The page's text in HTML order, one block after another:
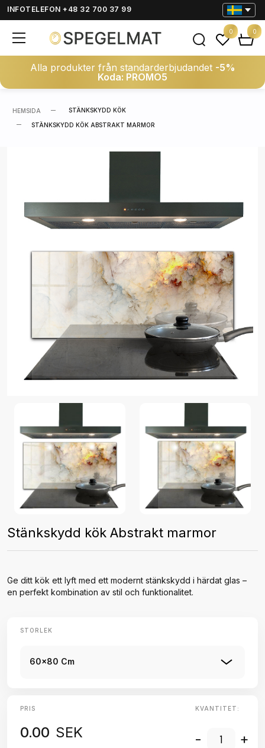
INFOTELEFON +48 32 700 37 99
Alla produkter från standarderbjudandet -5%
Koda: PROMO5
0 0
HEMSIDA STÄNKSKYDD KÖK
STÄNKSKYDD KÖK ABSTRAKT MARMOR
Stänkskydd kök Abstrakt marmor
Ge ditt kök ett lyft med ett modernt stänkskydd i härdat glas –
en perfekt kombination av stil och funktionalitet.
STORLEK
60x80 Cm
PRIS
0.00 SEK
KVANTITET:
- +